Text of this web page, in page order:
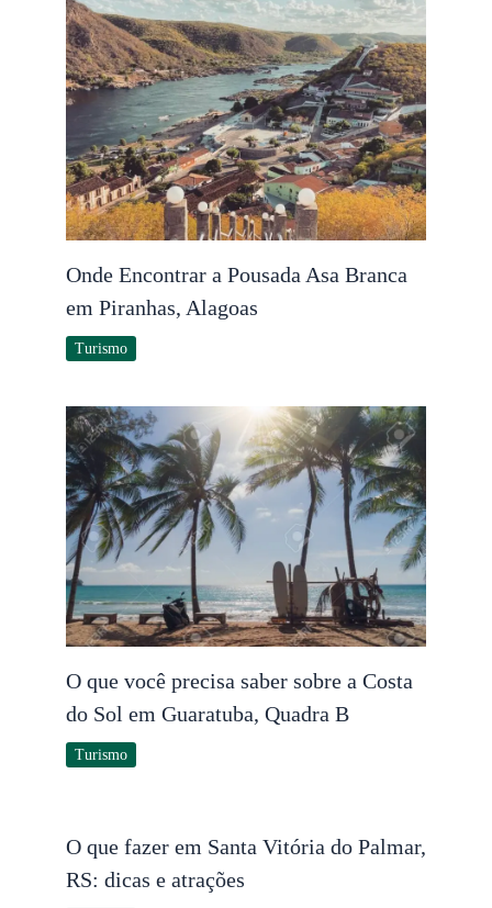
Onde Encontrar a Pousada Asa Branca
em Piranhas, Alagoas
Turismo
O que você precisa saber sobre a Costa
do Sol em Guaratuba, Quadra B
Turismo
O que fazer em Santa Vitória do Palmar,
RS: dicas e atrações